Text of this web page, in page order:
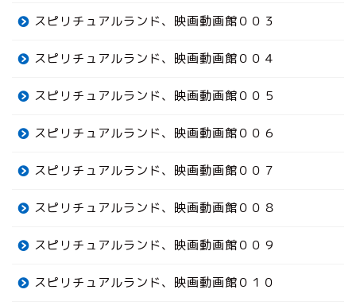
スピリチュアルランド、映画動画館００３
スピリチュアルランド、映画動画館００４
スピリチュアルランド、映画動画館００５
スピリチュアルランド、映画動画館００６
スピリチュアルランド、映画動画館００７
スピリチュアルランド、映画動画館００８
スピリチュアルランド、映画動画館００９
スピリチュアルランド、映画動画館０１０